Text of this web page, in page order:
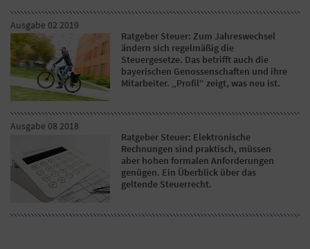
Ausgabe 02 2019
Ratgeber Steuer: Zum Jahreswechsel
ändern sich regelmäßig die
Steuergesetze. Das betrifft auch die
bayerischen Genossenschaften und ihre
Mitarbeiter. „Profil“ zeigt, was neu ist.
Ausgabe 08 2018
Ratgeber Steuer: Elektronische
Rechnungen sind praktisch, müssen
aber hohen formalen Anforderungen
genügen. Ein Überblick über das
geltende Steuerrecht.